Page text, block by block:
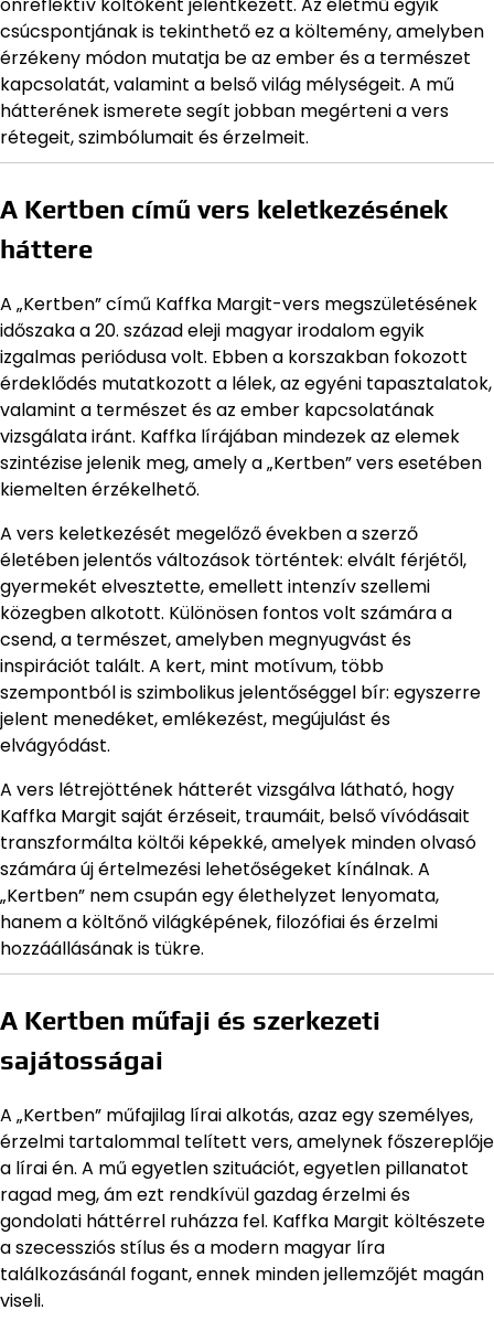
önreflektív költőként jelentkezett. Az életmű egyik
csúcspontjának is tekinthető ez a költemény, amelyben
érzékeny módon mutatja be az ember és a természet
kapcsolatát, valamint a belső világ mélységeit. A mű
hátterének ismerete segít jobban megérteni a vers
rétegeit, szimbólumait és érzelmeit.
A Kertben című vers keletkezésének
háttere
A „Kertben” című Kaffka Margit-vers megszületésének
időszaka a 20. század eleji magyar irodalom egyik
izgalmas periódusa volt. Ebben a korszakban fokozott
érdeklődés mutatkozott a lélek, az egyéni tapasztalatok,
valamint a természet és az ember kapcsolatának
vizsgálata iránt. Kaffka lírájában mindezek az elemek
szintézise jelenik meg, amely a „Kertben” vers esetében
kiemelten érzékelhető.
A vers keletkezését megelőző években a szerző
életében jelentős változások történtek: elvált férjétől,
gyermekét elvesztette, emellett intenzív szellemi
közegben alkotott. Különösen fontos volt számára a
csend, a természet, amelyben megnyugvást és
inspirációt talált. A kert, mint motívum, több
szempontból is szimbolikus jelentőséggel bír: egyszerre
jelent menedéket, emlékezést, megújulást és
elvágyódást.
A vers létrejöttének hátterét vizsgálva látható, hogy
Kaffka Margit saját érzéseit, traumáit, belső vívódásait
transzformálta költői képekké, amelyek minden olvasó
számára új értelmezési lehetőségeket kínálnak. A
„Kertben” nem csupán egy élethelyzet lenyomata,
hanem a költőnő világképének, filozófiai és érzelmi
hozzáállásának is tükre.
A Kertben műfaji és szerkezeti
sajátosságai
A „Kertben” műfajilag lírai alkotás, azaz egy személyes,
érzelmi tartalommal telített vers, amelynek főszereplője
a lírai én. A mű egyetlen szituációt, egyetlen pillanatot
ragad meg, ám ezt rendkívül gazdag érzelmi és
gondolati háttérrel ruházza fel. Kaffka Margit költészete
a szecessziós stílus és a modern magyar líra
találkozásánál fogant, ennek minden jellemzőjét magán
viseli.